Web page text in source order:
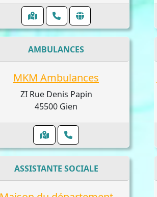
AMBULANCES
MKM Ambulances
ZI Rue Denis Papin
45500 Gien
ASSISTANTE SOCIALE